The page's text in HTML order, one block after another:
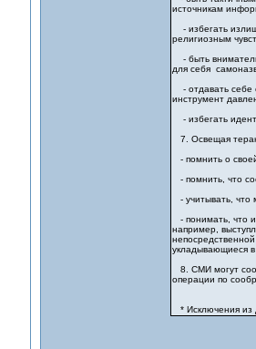
источникам
- избегать
религиозным
- быть
для себя
- отдавать себе
инструмент
- избегать
7. Освещая
- помнить о
- помнить, что
- учитывать, что
- понимать, что
например,
укладывающиеся в
8. СМИ могут
операции по
* Исключения из